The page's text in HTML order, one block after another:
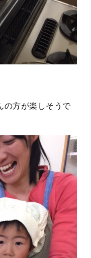
の方が楽しそうで